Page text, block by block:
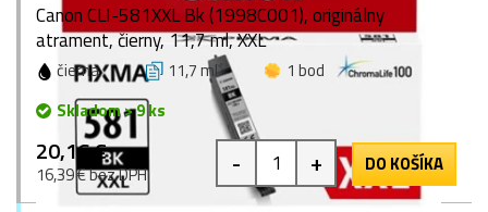
Canon CLI-581XXL Bk (1998C001), originálny
atrament, čierny, 11,7 ml, XXL
čierna 11,7 ml
1 bod
Skladom > 9 ks
20,16 €
16,39 € bez DPH - + DO KOŠÍKA